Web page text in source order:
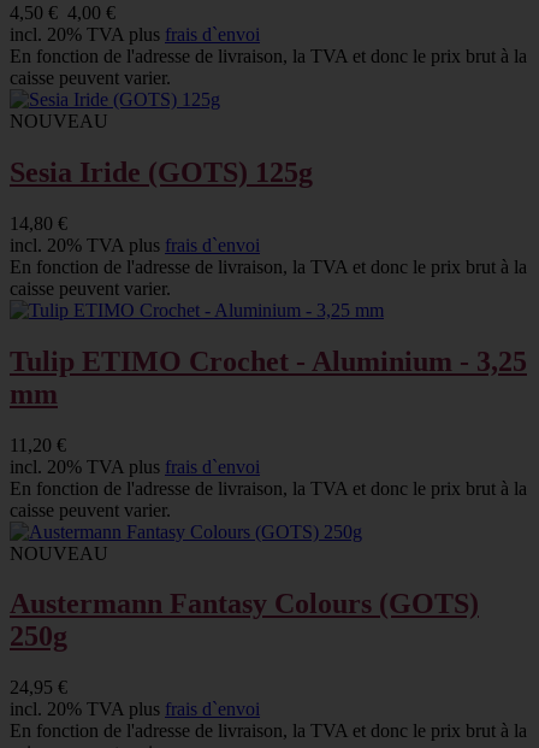
4,50 € 4,00 €
incl. 20% TVA plus frais d`envoi
En fonction de l'adresse de livraison, la TVA et donc le prix brut à la
caisse peuvent varier.
NOUVEAU
Sesia Iride (GOTS) 125g
14,80 €
incl. 20% TVA plus frais d`envoi
En fonction de l'adresse de livraison, la TVA et donc le prix brut à la
caisse peuvent varier.
Tulip ETIMO Crochet - Aluminium - 3,25
mm
11,20 €
incl. 20% TVA plus frais d`envoi
En fonction de l'adresse de livraison, la TVA et donc le prix brut à la
caisse peuvent varier.
NOUVEAU
Austermann Fantasy Colours (GOTS)
250g
24,95 €
incl. 20% TVA plus frais d`envoi
En fonction de l'adresse de livraison, la TVA et donc le prix brut à la